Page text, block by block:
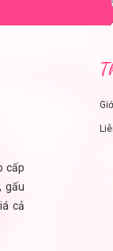
cấp
gấu
cả